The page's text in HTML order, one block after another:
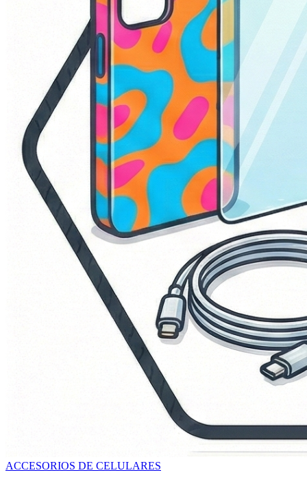
ACCESORIOS DE CELULARES